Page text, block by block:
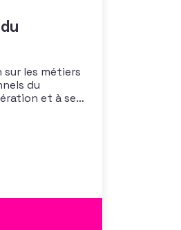
les métiers
du
et à se